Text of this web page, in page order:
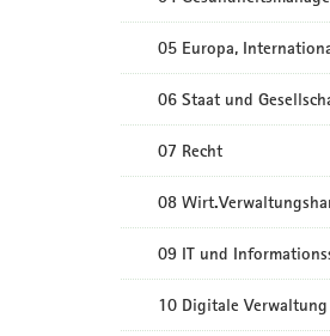
05 Europa,
06 Staat und
07 Recht
08
09 IT und
10 Digitale Verwaltung